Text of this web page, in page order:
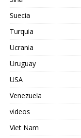
Suecia
Turquia
Ucrania
Uruguay
USA
Venezuela
videos
Viet Nam